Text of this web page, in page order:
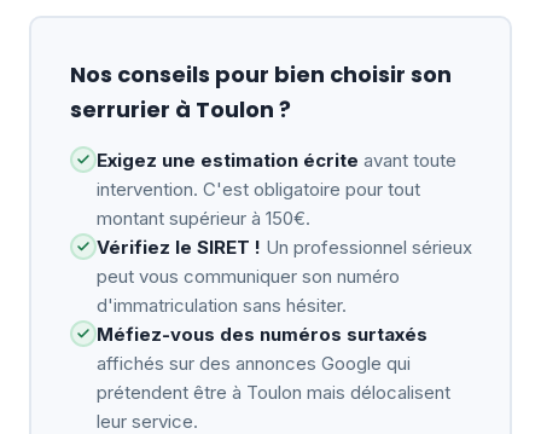
Nos conseils pour bien choisir son
serrurier à Toulon ?
Exigez une estimation écrite avant toute
intervention. C'est obligatoire pour tout
montant supérieur à 150€.
Vérifiez le SIRET ! Un professionnel sérieux
peut vous communiquer son numéro
d'immatriculation sans hésiter.
Méfiez-vous des numéros surtaxés
affichés sur des annonces Google qui
prétendent être à Toulon mais délocalisent
leur service.